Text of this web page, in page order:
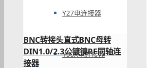
Y27电连接器
Y50X电连接器
BNC转接头直式BNC母转
DIN1.0/2.3公镀镍RF同轴连
接器